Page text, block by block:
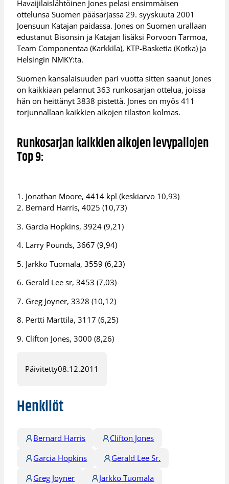
Havaijilaislähtöinen Jones pelasi ensimmäisen
ottelunsa Suomen pääsarjassa 29. syyskuuta 2001
Joensuun Katajan paidassa. Jones on Suomen urallaan
edustanut Bisonsin ja Katajan lisäksi Porvoon Tarmoa,
Team Componentaa (Karkkila), KTP-Basketia (Kotka) ja
Helsingin NMKY:ta.
Suomen kansalaisuuden pari vuotta sitten saanut Jones
on kaikkiaan pelannut 363 runkosarjan ottelua, joissa
hän on heittänyt 3838 pistettä. Jones on myös 411
torjunnallaan kaikkien aikojen tilaston kolmas.
Runkosarjan kaikkien aikojen levypallojen
Top 9:
1. Jonathan Moore, 4414 kpl (keskiarvo 10,93)
2. Bernard Harris, 4025 (10,73)
3. Garcia Hopkins, 3924 (9,21)
4. Larry Pounds, 3667 (9,94)
5. Jarkko Tuomala, 3559 (6,23)
6. Gerald Lee sr, 3453 (7,03)
7. Greg Joyner, 3328 (10,12)
8. Pertti Marttila, 3117 (6,25)
9. Clifton Jones, 3000 (8,26)
Päivitetty08.12.2011
Henkilöt
Bernard Harris
Clifton Jones
Garcia Hopkins
Gerald Lee Sr.
Greg Joyner
Jarkko Tuomala